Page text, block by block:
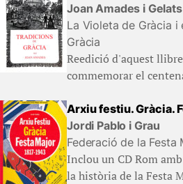
Joan Amades i Gelats
La Violeta de Gràcia
Gràcia
Reedició d'aquest
commemorar el
Arxiu festiu. Gràcia.
Jordi Pablo i Grau
Federació de la Festa
Inclou un CD Rom
la història de la Festa